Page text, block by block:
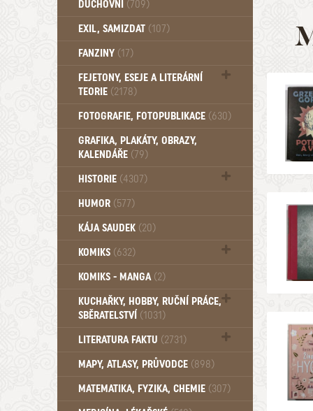
DUCHOVNÍ (709)
Okultismus (110)
EXIL, SAMIZDAT (107)
FANZINY (17)
FEJETONY, ESEJE A LITERÁRNÍ
TEORIE (2178)
Citáty, aforismy, snáře, přísloví,
FOTOGRAFIE, FOTOPUBLIKACE (630)
GRAFIKA, PLAKÁTY, OBRAZY,
KALENDÁŘE (79)
HISTORIE (4307)
Mytologie, Mýty, Báje, Pověsti (203)
HUMOR (577)
KÁJA SAUDEK (20)
KOMIKS (632)
Komiks - Čtyřlístek (234)
KOMIKS - MANGA (2)
KUCHAŘKY, HOBBY, RUČNÍ PRÁCE,
SBĚRATELSTVÍ (1031)
Dům a byt (102)
LITERATURA FAKTU (2731)
Katalogy (503)
MAPY, ATLASY, PRŮVODCE (898)
MATEMATIKA, FYZIKA, CHEMIE (307)